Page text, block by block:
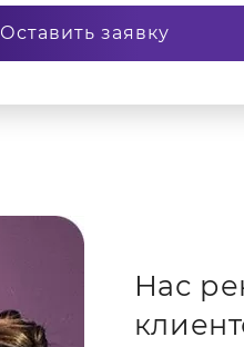
Оставить заявку
Нас